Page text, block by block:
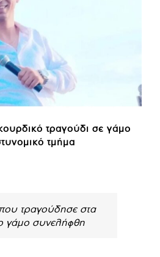
τραγούδι σε γάμο
τμήμα
τραγούδησε στα
γάμο συνελήφθη